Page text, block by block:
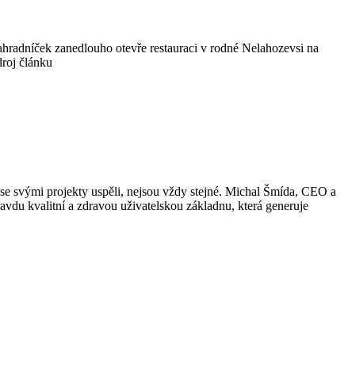
zanedlouho otevře restauraci v rodné Nelahozevsi na
článku
svými projekty uspěli, nejsou vždy stejné. Michal Šmída, CEO a
kvalitní a zdravou uživatelskou základnu, která generuje